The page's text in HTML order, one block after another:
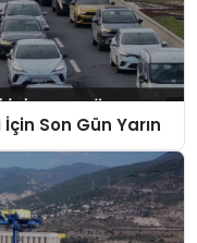
Son Gün Yarın